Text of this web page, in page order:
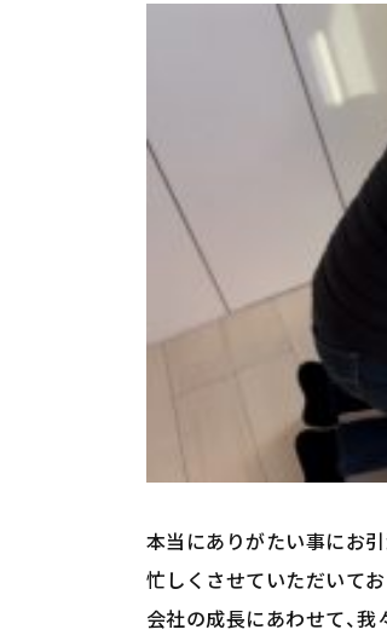
本当にありがたい事にお
忙しくさせていただいて
会社の成長にあわせて、